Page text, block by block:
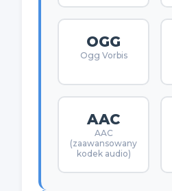
OGG
Ogg Vorbis
AAC
AAC
(zaawansowany
kodek audio)